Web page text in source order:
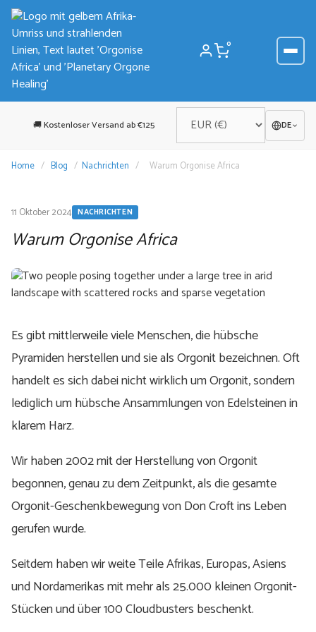
Zum
Inhalt
springen
0
🚚 Kostenloser Versand ab €125 DE
Home / Blog / Nachrichten / Warum Orgonise Africa
11 Oktober 2024 NACHRICHTEN
Warum Orgonise Africa
Es gibt mittlerweile viele Menschen, die hübsche
Pyramiden herstellen und sie als Orgonit bezeichnen. Oft
handelt es sich dabei nicht wirklich um Orgonit, sondern
lediglich um hübsche Ansammlungen von Edelsteinen in
klarem Harz.
Wir haben 2002 mit der Herstellung von Orgonit
begonnen, genau zu dem Zeitpunkt, als die gesamte
Orgonit-Geschenkbewegung von Don Croft ins Leben
gerufen wurde.
Seitdem haben wir weite Teile Afrikas, Europas, Asiens
und Nordamerikas mit mehr als 25.000 kleinen Orgonit-
Stücken und über 100 Cloudbusters beschenkt.